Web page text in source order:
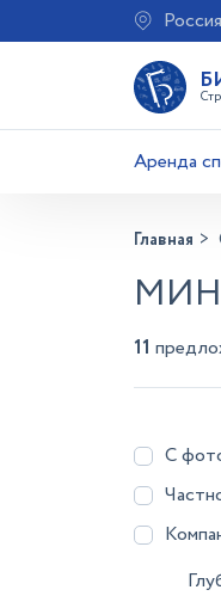
Россия
Аренда
Главная
11
С